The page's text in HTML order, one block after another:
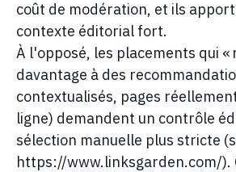
coût de modération, et ils
contexte éditorial fort.
À l'opposé, les placements qui «
davantage à des
contextualisés, pages
ligne) demandent un contrôle
sélection manuelle plus stricte
https://www.linksgarden.com/).